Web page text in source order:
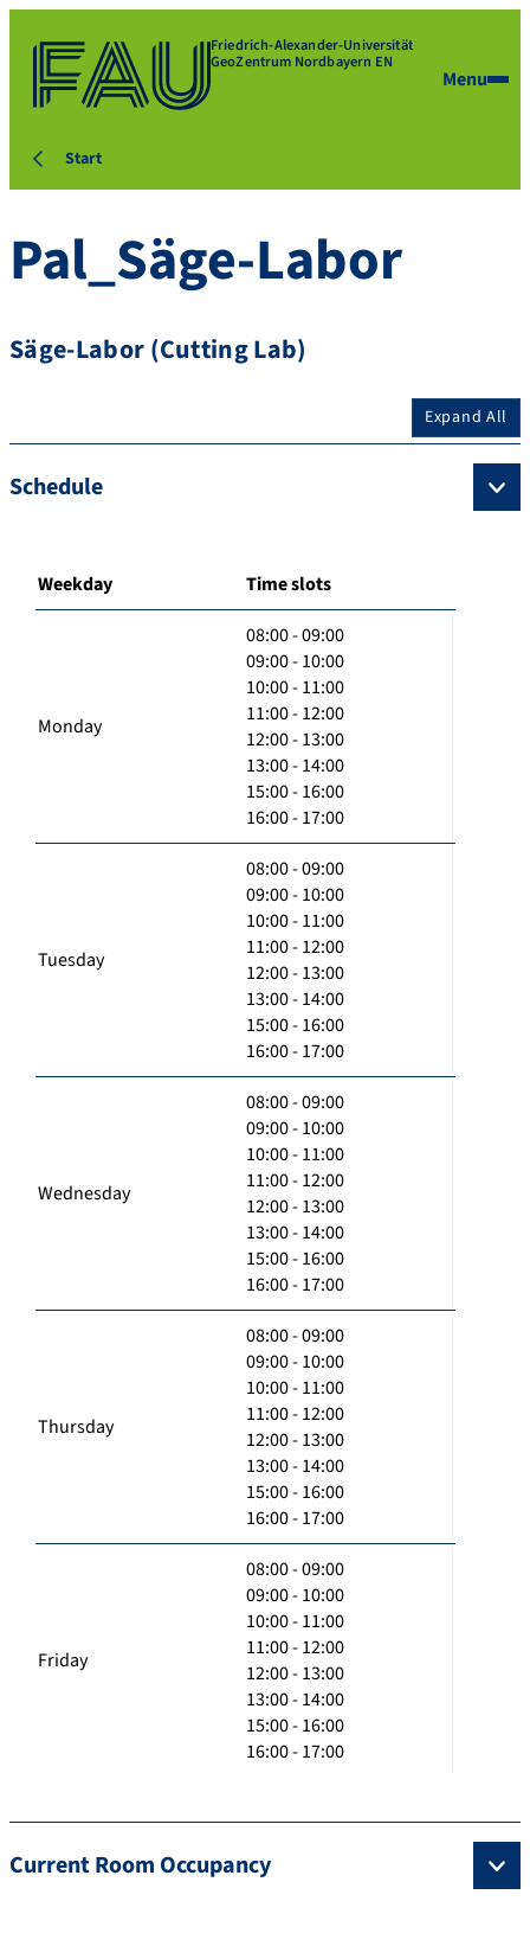
Friedrich-Alexander-Universität
GeoZentrum Nordbayern EN
Menu
Start
Pal_Säge-Labor
Säge-Labor (Cutting Lab)
Expand All
Schedule
Weekday Time slots
Monday
08:00 - 09:00
09:00 - 10:00
10:00 - 11:00
11:00 - 12:00
12:00 - 13:00
13:00 - 14:00
15:00 - 16:00
16:00 - 17:00
Tuesday
08:00 - 09:00
09:00 - 10:00
10:00 - 11:00
11:00 - 12:00
12:00 - 13:00
13:00 - 14:00
15:00 - 16:00
16:00 - 17:00
Wednesday
08:00 - 09:00
09:00 - 10:00
10:00 - 11:00
11:00 - 12:00
12:00 - 13:00
13:00 - 14:00
15:00 - 16:00
16:00 - 17:00
Thursday
08:00 - 09:00
09:00 - 10:00
10:00 - 11:00
11:00 - 12:00
12:00 - 13:00
13:00 - 14:00
15:00 - 16:00
16:00 - 17:00
Friday
08:00 - 09:00
09:00 - 10:00
10:00 - 11:00
11:00 - 12:00
12:00 - 13:00
13:00 - 14:00
15:00 - 16:00
16:00 - 17:00
Current Room Occupancy